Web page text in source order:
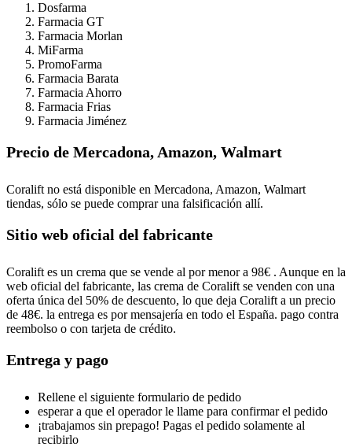
Dosfarma
Farmacia GT
Farmacia Morlan
MiFarma
PromoFarma
Farmacia Barata
Farmacia Ahorro
Farmacia Frias
Farmacia Jiménez
Precio de Mercadona, Amazon, Walmart
Coralift no está disponible en Mercadona, Amazon, Walmart
tiendas, sólo se puede comprar una falsificación allí.
Sitio web oficial del fabricante
Coralift es un crema que se vende al por menor a 98€ . Aunque en la
web oficial del fabricante, las crema de Coralift se venden con una
oferta única del 50% de descuento, lo que deja Coralift a un precio
de 48€. la entrega es por mensajería en todo el España. pago contra
reembolso o con tarjeta de crédito.
Entrega y pago
Rellene el siguiente formulario de pedido
esperar a que el operador le llame para confirmar el pedido
¡trabajamos sin prepago! Pagas el pedido solamente al
recibirlo